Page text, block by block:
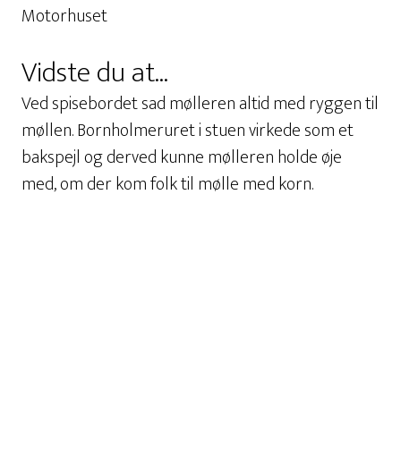
Motorhuset
Vidste du at...
Ved spisebordet sad mølleren altid med ryggen til
møllen. Bornholmeruret i stuen virkede som et
bakspejl og derved kunne mølleren holde øje
med, om der kom folk til mølle med korn.